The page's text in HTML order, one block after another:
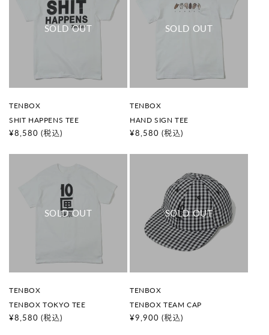
販
元
:
TENBOX
SHIT HAPPENS TEE
通
価
¥8,580 (税込)
販
元
:
TENBOX
HAND SIGN TEE
通
価
¥8,580 (税込)
販
元
:
TENBOX
TENBOX TOKYO TEE
通
¥8,580 (税込)
販
元
:
TENBOX
TENBOX TEAM CAP
通
¥9,900 (税込)